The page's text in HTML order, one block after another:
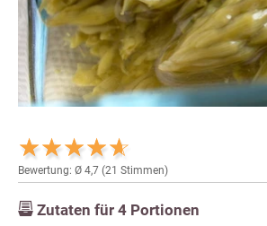
Bewertung: Ø 4,7 (21 Stimmen)
Zutaten für 4 Portionen